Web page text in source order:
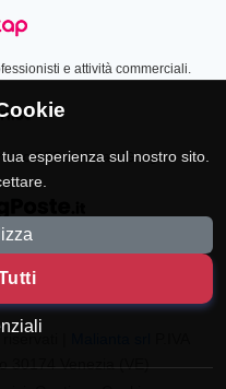
e attività commerciali.
CSS certificato Google
30174 Venezia (VE)
esperienza sul nostro sito.